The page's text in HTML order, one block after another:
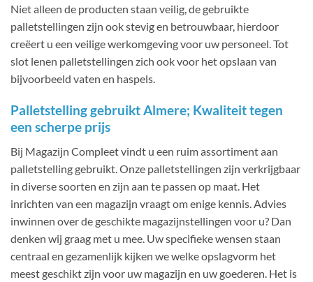
Niet alleen de producten staan veilig, de gebruikte
palletstellingen zijn ook stevig en betrouwbaar, hierdoor
creëert u een veilige werkomgeving voor uw personeel. Tot
slot lenen palletstellingen zich ook voor het opslaan van
bijvoorbeeld vaten en haspels.
Palletstelling gebruikt Almere; Kwaliteit tegen
een scherpe prijs
Bij Magazijn Compleet vindt u een ruim assortiment aan
palletstelling gebruikt. Onze palletstellingen zijn verkrijgbaar
in diverse soorten en zijn aan te passen op maat. Het
inrichten van een magazijn vraagt om enige kennis. Advies
inwinnen over de geschikte magazijnstellingen voor u? Dan
denken wij graag met u mee. Uw specifieke wensen staan
centraal en gezamenlijk kijken we welke opslagvorm het
meest geschikt zijn voor uw magazijn en uw goederen. Het is